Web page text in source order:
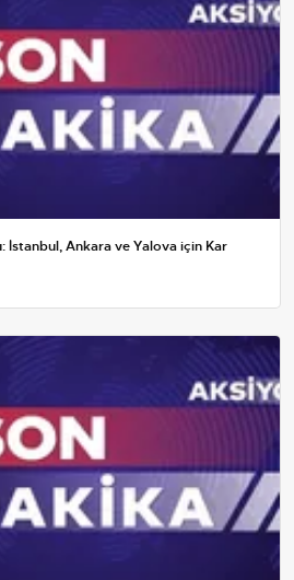
İstanbul, Ankara ve Yalova için Kar